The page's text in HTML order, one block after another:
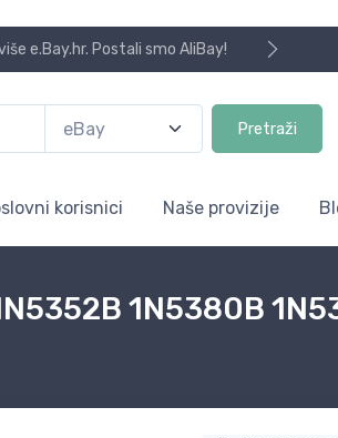
e.Bay.hr. Postali smo AliBay!
Pretraži
korisnici Naše provizije
1N5380B